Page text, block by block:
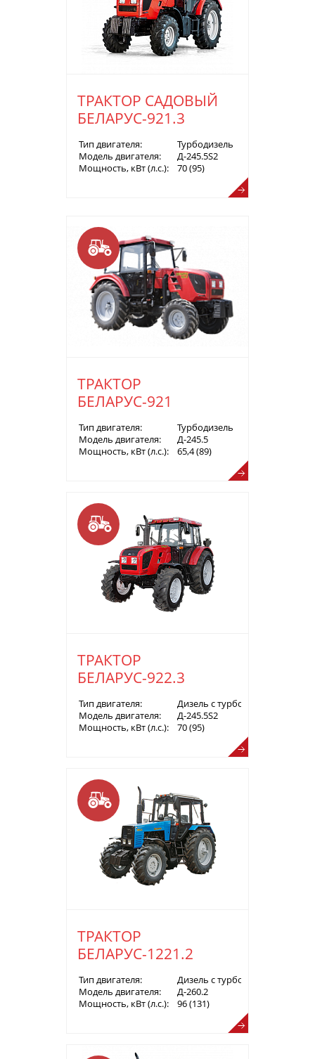
ТРАКТОР САДОВЫЙ
БЕЛАРУС-921.3
Тип двигателя:
Турбодизель
Модель двигателя:
Д-245.5S2
Мощность, кВт (л.с.):
70 (95)
ТРАКТОР
БЕЛАРУС-921
Тип двигателя:
Турбодизель
Модель двигателя:
Д-245.5
Мощность, кВт (л.с.):
65,4 (89)
ТРАКТОР
БЕЛАРУС-922.3
Тип двигателя:
Дизель с турбонаддувом
Модель двигателя:
Д-245.5S2
Мощность, кВт (л.с.):
70 (95)
ТРАКТОР
БЕЛАРУС-1221.2
Тип двигателя:
Дизель с турбонаддувом
Модель двигателя:
Д-260.2
Мощность, кВт (л.с.):
96 (131)